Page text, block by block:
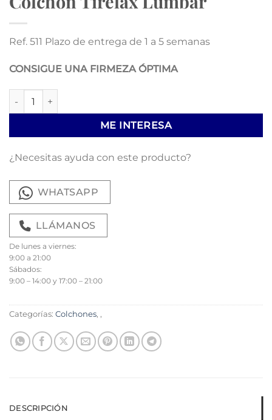
Ref. 511 Plazo de entrega de 1 a 5 semanas
CONSIGUE UNA FIRMEZA ÓPTIMA
Colchon Tirelax Lumbar cantidad
ME INTERESA
¿Necesitas ayuda con este producto?
WHATSAPP
LLÁMANOS
De lunes a viernes:
9:00 a 21:00
Sábados:
9:00 – 14:00 y 17:00 – 21:00
Categorías: Colchones, ,
DESCRIPCIÓN